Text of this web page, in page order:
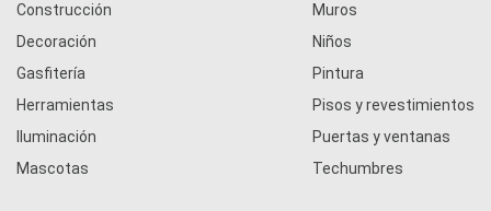
Construcción
Decoración
Gasfitería
Herramientas
Iluminación
Mascotas
Muros
Niños
Pintura
Pisos y revestimientos
Puertas y ventanas
Techumbres